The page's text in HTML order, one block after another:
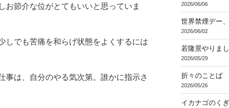
お節介な位がとてもいいと思っていま
しでも苦痛を和らげ状態をよくするには
事は、自分のやる気次第。誰かに指示さ
2026/06/06
世界禁煙デー
2026/06/02
若隆景やりまし
2026/05/29
折々のことば
2026/05/26
イカナゴのく